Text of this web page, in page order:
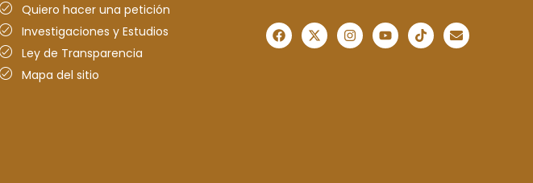
Quiero hacer una petición
Investigaciones y Estudios
Ley de Transparencia
Mapa del sitio